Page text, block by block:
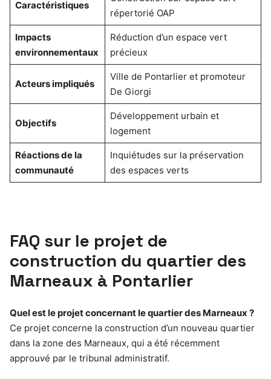
Caractéristiques
répertorié OAP
Impacts
environnementaux
Réduction d’un espace vert
précieux
Acteurs impliqués
Ville de Pontarlier et promoteur
De Giorgi
Objectifs
Développement urbain et
logement
Réactions de la
communauté
Inquiétudes sur la préservation
des espaces verts
FAQ sur le projet de
construction du quartier des
Marneaux à Pontarlier
Quel est le projet concernant le quartier des Marneaux ?
Ce projet concerne la construction d’un nouveau quartier
dans la zone des Marneaux, qui a été récemment
approuvé par le tribunal administratif.